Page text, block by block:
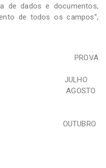
de dados e documentos,
de todos os campos”,
PROVA
JULHO
AGOSTO
OUTUBRO